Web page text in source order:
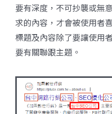
要有深度，不可抄襲或無
求的內容，才會被使用者
標題及內容除了要讓使用
要有關聯跟主題。